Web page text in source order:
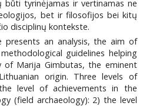
būti tyrinėjamas ir vertinamas ne
bet ir filosofijos bei kitų
disciplinų kontekste.
an analysis, the aim of
guidelines helping
of Marija Gimbutas, the eminent
origin. Three levels of
level of achievements in the
(field archaeology): 2) the level